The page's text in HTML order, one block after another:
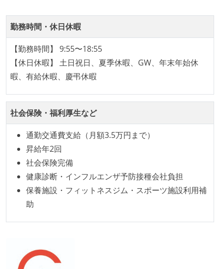
に準じるチーム内の打ち合わせを行っている
イテレーションの最後などに、定期的にチームでふり
かえりミーティングを行っている
タスク見積もりの単位には絶対量（人日など）ではな
く相対ポイントを用い、極力複数人の意見を調整する
継続的なデプロイ（デリバリー）を行っている
ワークフローの整備
全てのコードをバージョン管理ツールで管理している
各メンバーが実装したコードのマージは Pull Request
ベースで行われる
オープンな情報共有
KPI などチームの目標・実績値について、メンバーの
誰もがいつでも閲覧可能になっている
労働環境の自由度
フレックスタイム制または裁量労働制を採用している
勤務時間・休日休暇
【勤務時間】 9:55〜18:55
【休日休暇】 土日祝日、夏季休暇、GW、年末年始休
暇、有給休暇、慶弔休暇
社会保険・福利厚生など
通勤交通費支給（月額3.5万円まで）
昇給年2回
社会保険完備
健康診断・インフルエンザ予防接種会社負担
保養施設・フィットネスジム・スポーツ施設利用補
助